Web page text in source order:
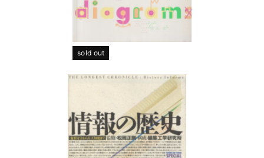
sold out